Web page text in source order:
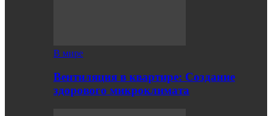
В мире
Вентиляция в квартире: Создание
здорового микроклимата